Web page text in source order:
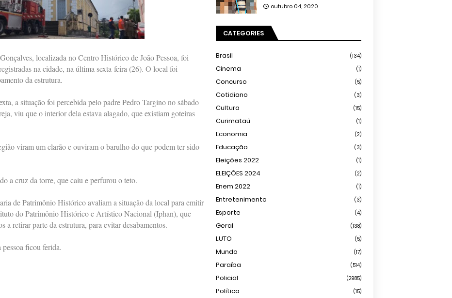
localizada no Centro Histórico de João Pessoa, foi
na cidade, na última sexta-feira (26). O local foi
da estrutura.
a situação foi percebida pelo padre Pedro Targino no sábado
viu que o interior dela estava alagado, que existiam goteiras
viram um clarão e ouviram o barulho do que podem ter sido
a cruz da torre, que caiu e perfurou o teto.
de Patrimônio Histórico avaliam a situação da local para emitir
do Patrimônio Histórico e Artístico Nacional (Iphan), que
a retirar parte da estrutura, para evitar desabamentos.
ficou ferida.
outubro 04, 2020
CATEGORIES
Brasil (134)
Cinema (1)
Concurso (5)
Cotidiano (3)
Cultura (15)
Curimataú (1)
Economia (2)
Educação (3)
Eleições 2022 (1)
ELEIÇÕES 2024 (2)
Enem 2022 (1)
Entretenimento (3)
Esporte (4)
Geral (138)
LUTO (5)
Mundo (17)
Paraíba (514)
Policial (2985)
Política (15)